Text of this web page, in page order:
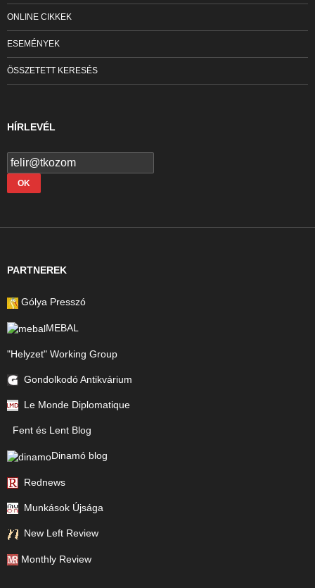
ONLINE CIKKEK
ESEMÉNYEK
ÖSSZETETT KERESÉS
HÍRLEVÉL
PARTNEREK
Gólya Presszó
MEBAL
"Helyzet" Working Group
Gondolkodó Antikvárium
Le Monde Diplomatique
Fent és Lent Blog
Dinamó blog
Rednews
Munkások Újsága
New Left Review
Monthly Review